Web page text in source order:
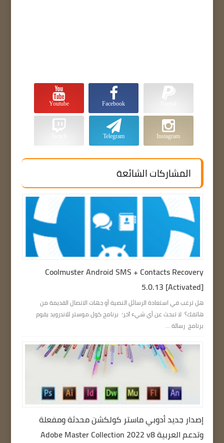
Facebook
Youtube
Instagram
Telegram
المشاركات الشائعة
Coolmuster Android SMS + Contacts Recovery
5.0.13 [Activated]
هل ترغب في استعادة الرسائل النصية أو جهات الاتصال القديمة من
هاتفك؟ لا تبحث عن أي شيء آخر؛ برنامج كول موستر للاندرويد يقوم
برنامج رسالة ...
إصدار جديد أدوبي ماستر كولكشن محدثة ومفعلة
وتدعم العربية Adobe Master Collection 2022 v8